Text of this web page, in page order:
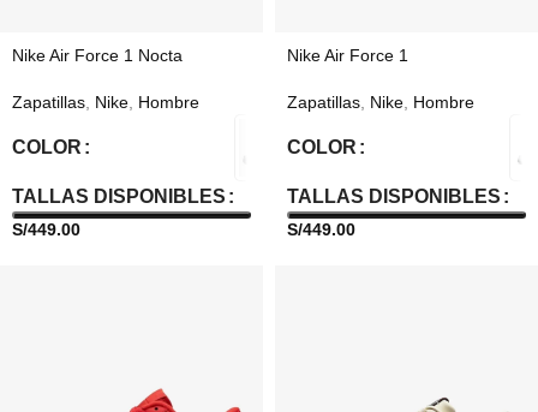
Nike Air Force 1 Nocta
Zapatillas, Nike, Hombre
COLOR
TALLAS DISPONIBLES
S/449.00
Nike Air Force 1
Zapatillas, Nike, Hombre
COLOR
TALLAS DISPONIBLES
S/449.00